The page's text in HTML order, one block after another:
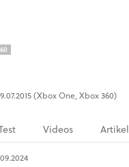
(Xbox One, Xbox 360)
Videos Artikel